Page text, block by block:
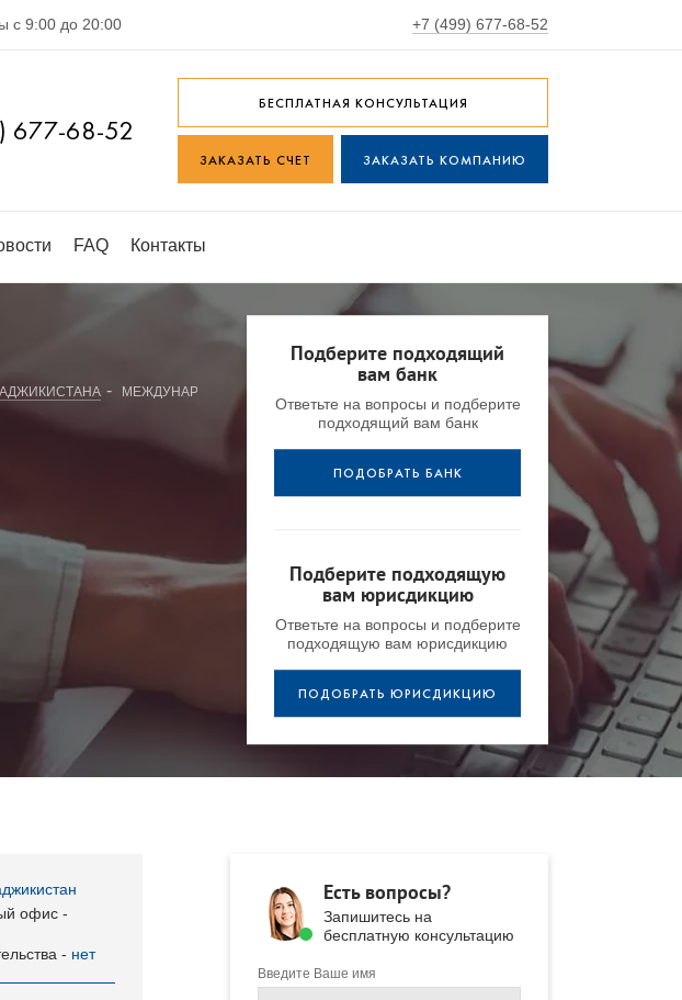
с 9:00 до 20:00 +7 (499) 677-68-52
677-68-52
БЕСПЛАТНАЯ КОНСУЛЬТАЦИЯ
ЗАКАЗАТЬ СЧЕТ ЗАКАЗАТЬ КОМПАНИЮ
FAQ Контакты
- МЕЖДУНАРОДНЫЙ БАНК ТАДЖИКИСТАНА
Подберите подходящий
вам банк
Ответьте на вопросы и подберите
подходящий вам банк
ПОДОБРАТЬ БАНК
Подберите подходящую
вам юрисдикцию
Ответьте на вопросы и подберите
подходящую вам юрисдикцию
ПОДОБРАТЬ ЮРИСДИКЦИЮ
офис -
- нет
Есть вопросы?
Запишитесь на
бесплатную консультацию
Введите Ваше имя